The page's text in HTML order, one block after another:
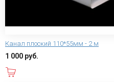
Канал плоский 110*55мм - 2 м
1 000 руб.